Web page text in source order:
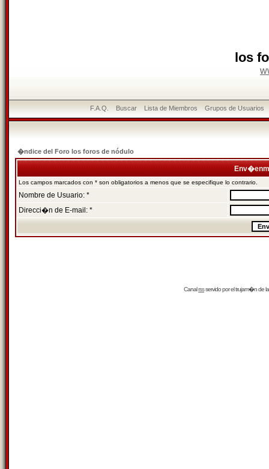
los
F.A.Q. Buscar Lista de Miembros Grupos de Usuarios
�ndice del Foro los foros de nódulo
Los campos marcados con * son obligatorios a menos que se especifique lo contrario.
Nombre de Usuario: *
Direcci�n de E-mail: *
Canalrssservido por eltrujam�nde